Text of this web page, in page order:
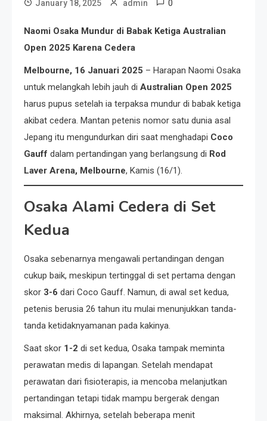
January 18, 2025 admin 0
Naomi Osaka Mundur di Babak Ketiga Australian
Open 2025 Karena Cedera
Melbourne, 16 Januari 2025 – Harapan Naomi Osaka
untuk melangkah lebih jauh di Australian Open 2025
harus pupus setelah ia terpaksa mundur di babak ketiga
akibat cedera. Mantan petenis nomor satu dunia asal
Jepang itu mengundurkan diri saat menghadapi Coco
Gauff dalam pertandingan yang berlangsung di Rod
Laver Arena, Melbourne, Kamis (16/1).
Osaka Alami Cedera di Set
Kedua
Osaka sebenarnya mengawali pertandingan dengan
cukup baik, meskipun tertinggal di set pertama dengan
skor 3-6 dari Coco Gauff. Namun, di awal set kedua,
petenis berusia 26 tahun itu mulai menunjukkan tanda-
tanda ketidaknyamanan pada kakinya.
Saat skor 1-2 di set kedua, Osaka tampak meminta
perawatan medis di lapangan. Setelah mendapat
perawatan dari fisioterapis, ia mencoba melanjutkan
pertandingan tetapi tidak mampu bergerak dengan
maksimal. Akhirnya, setelah beberapa menit